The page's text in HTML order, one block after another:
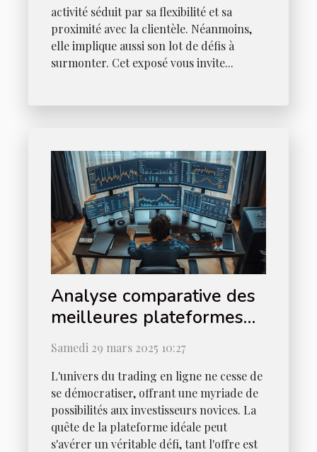
activité séduit par sa flexibilité et sa
proximité avec la clientèle. Néanmoins,
elle implique aussi son lot de défis à
surmonter. Cet exposé vous invite...
Analyse comparative des
meilleures plateformes
de trading en ligne pour
débutants
Samedi 29 mars 2025 10:27
L'univers du trading en ligne ne cesse de
se démocratiser, offrant une myriade de
possibilités aux investisseurs novices. La
quête de la plateforme idéale peut
s'avérer un véritable défi, tant l'offre est